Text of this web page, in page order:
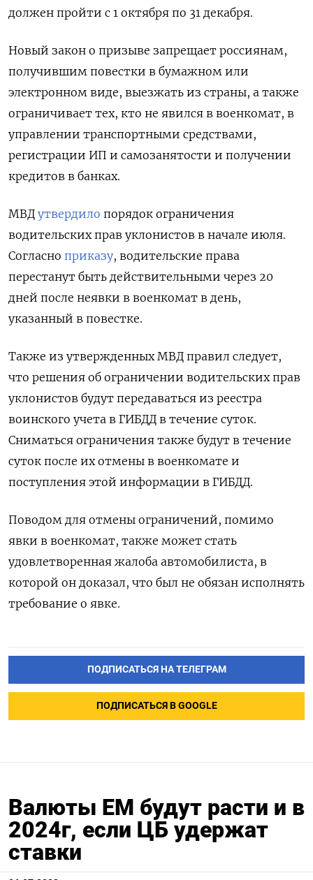
должен пройти с 1 октября по 31 декабря.
Новый закон о призыве запрещает россиянам,
получившим повестки в бумажном или
электронном виде, выезжать из страны, а также
ограничивает тех, кто не явился в военкомат, в
управлении транспортными средствами,
регистрации ИП и самозанятости и получении
кредитов в банках.
МВД утвердило порядок ограничения
водительских прав уклонистов в начале июля.
Согласно приказу, водительские права
перестанут быть действительными через 20
дней после неявки в военкомат в день,
указанный в повестке.
Также из утвержденных МВД правил следует,
что решения об ограничении водительских прав
уклонистов будут передаваться из реестра
воинского учета в ГИБДД в течение суток.
Сниматься ограничения также будут в течение
суток после их отмены в военкомате и
поступления этой информации в ГИБДД.
Поводом для отмены ограничений, помимо
явки в военкомат, также может стать
удовлетворенная жалоба автомобилиста, в
которой он доказал, что был не обязан исполнять
требование о явке.
ПОДПИСАТЬСЯ НА ТЕЛЕГРАМ
ПОДПИСАТЬСЯ В GOOGLE
Валюты EM будут расти и в
2024г, если ЦБ удержат
ставки